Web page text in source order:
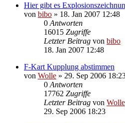
Hier gibt es
von bibo » 18. Jan 2007 12:48
0 Antworten
16015 Zugriffe
Letzter Beitrag von bibo
18. Jan 2007 12:48
F-Kart Kupplung abstimmen
von Wolle » 29. Sep 2006
0 Antworten
17762 Zugriffe
Letzter Beitrag von Wolle
29. Sep 2006 18:23